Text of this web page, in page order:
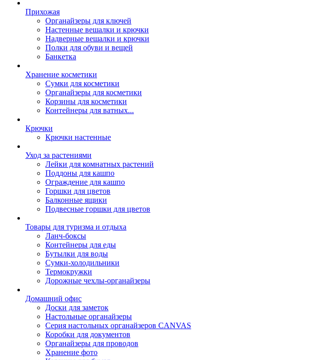
Прихожая
Органайзеры для ключей
Настенные вешалки и крючки
Надверные вешалки и крючки
Полки для обуви и вещей
Банкетка
Хранение косметики
Сумки для косметики
Органайзеры для косметики
Корзины для косметики
Контейнеры для ватных...
Крючки
Крючки настенные
Уход за растениями
Лейки для комнатных растений
Поддоны для кашпо
Ограждение для кашпо
Горшки для цветов
Балконные ящики
Подвесные горшки для цветов
Товары для туризма и отдыха
Ланч-боксы
Контейнеры для еды
Бутылки для воды
Сумки-холодильники
Термокружки
Дорожные чехлы-органайзеры
Домашний офис
Доски для заметок
Настольные органайзеры
Серия настольных органайзеров CANVAS
Коробки для документов
Органайзеры для проводов
Хранение фото